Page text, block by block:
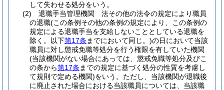
して失わせる処分をいう。
(2)
退職手当管理機関 法その他の法令の規定により職員
の退職(この条例その他の条例の規定により、この条例の
規定による退職手当を支給しないこととしている退職を
除く。以下第17条 までにおいて同じ。)の日において当該
職員に対し懲戒免職等処分を行う権限を有していた機関
(当該機関がない場合にあっては、懲戒免職等処分及びこ
の条から第17条 までの規定に基づく処分の性質を考慮し
て規則で定める機関)をいう。 ただし、当該機関が退職後
に廃止された場合における当該職員については、当該職